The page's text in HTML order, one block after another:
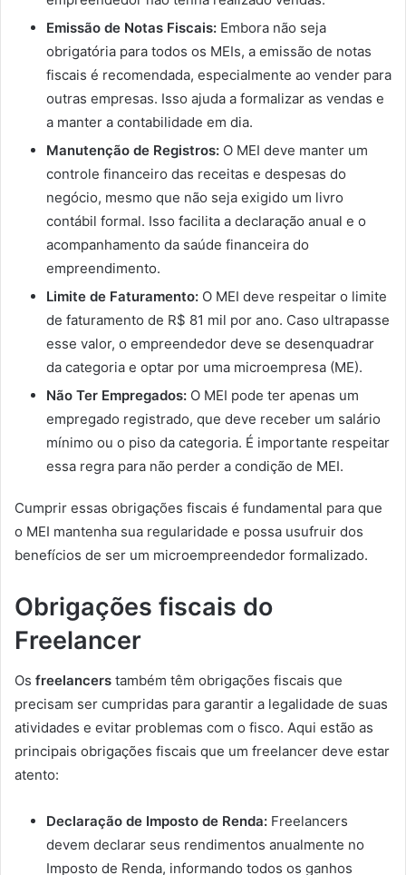
Emissão de Notas Fiscais: Embora não seja
obrigatória para todos os MEIs, a emissão de notas
fiscais é recomendada, especialmente ao vender para
outras empresas. Isso ajuda a formalizar as vendas e
a manter a contabilidade em dia.
Manutenção de Registros: O MEI deve manter um
controle financeiro das receitas e despesas do
negócio, mesmo que não seja exigido um livro
contábil formal. Isso facilita a declaração anual e o
acompanhamento da saúde financeira do
empreendimento.
Limite de Faturamento: O MEI deve respeitar o limite
de faturamento de R$ 81 mil por ano. Caso ultrapasse
esse valor, o empreendedor deve se desenquadrar
da categoria e optar por uma microempresa (ME).
Não Ter Empregados: O MEI pode ter apenas um
empregado registrado, que deve receber um salário
mínimo ou o piso da categoria. É importante respeitar
essa regra para não perder a condição de MEI.
Cumprir essas obrigações fiscais é fundamental para que
o MEI mantenha sua regularidade e possa usufruir dos
benefícios de ser um microempreendedor formalizado.
Obrigações fiscais do
Freelancer
Os freelancers também têm obrigações fiscais que
precisam ser cumpridas para garantir a legalidade de suas
atividades e evitar problemas com o fisco. Aqui estão as
principais obrigações fiscais que um freelancer deve estar
atento:
Declaração de Imposto de Renda: Freelancers
devem declarar seus rendimentos anualmente no
Imposto de Renda, informando todos os ganhos